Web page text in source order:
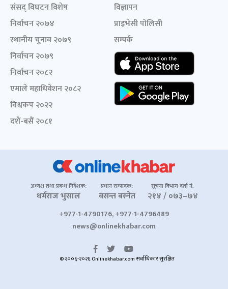
संसद् विघटन विशेष
निर्वाचन २०७४
स्थानीय चुनाव २०७९
निर्वाचन २०७९
निर्वाचन २०८२
एमाले महाधिवेशन २०८२
विश्वकप २०२२
दशैं-बसैं २०८१
विज्ञापन
प्राइभेसी पोलिसी
सम्पर्क
अध्यक्ष तथा प्रबन्ध निर्देशक:
धर्मराज भुसाल
प्रधान सम्पादक:
बसन्त बस्नेत
सूचना विभाग दर्ता नं.
२१४ / ०७३–७४
+977-1-4790176, +977-1-4796489
news@onlinekhabar.com
© २००६-२०२६ Onlinekhabar.com सर्वाधिकार सुरक्षित